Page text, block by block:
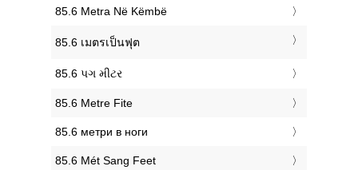
‎85.6 Metra Në Këmbë
‎85.6 เมตรเป็นฟุต
‎85.6 પગ મીટર
‎85.6 Metre Fite
‎85.6 метри в ноги
‎85.6 Mét Sang Feet